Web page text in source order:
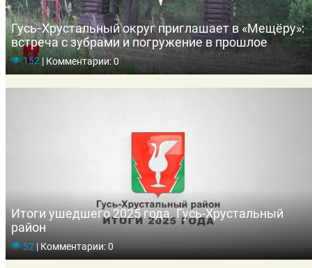
Гусь‑Хрустальный округ приглашает в «Мещёру»:
встреча с зубрами и погружение в прошлое
152|Комментарии: 0
Итоги ушедшего 2025 года. Гусь-Хрустальный
район
52 |Комментарии: 0